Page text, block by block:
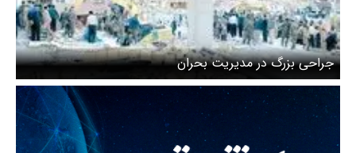
جراحی بزرگ در مدیریت بحران